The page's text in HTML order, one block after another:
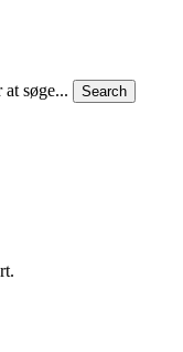
søge... Search